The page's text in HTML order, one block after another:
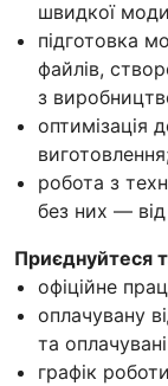
швидкої
підготовка
файлів,
з
оптимізація
робота з
без них — від
Приєднуйтеся
офіційне
оплачувану
та
графік